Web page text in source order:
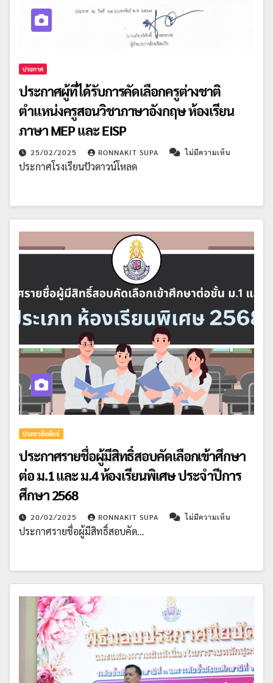
ประกาศ
ประกาศผู้ที่ได้รับการคัดเลือกครูต่างชาติ
ตำแหน่งครูสอนวิชาภาษาอังกฤษ ห้องเรียน
ภาษา MEP และ EISP
25/02/2025 RONNAKIT SUPA ไม่มีความเห็น
ประกาศโรงเรียนปัวดาวน์โหลด
ประชาสัมพันธ์
ประกาศรายชื่อผู้มีสิทธิ์สอบคัดเลือกเข้าศึกษา
ต่อ ม.1 และ ม.4 ห้องเรียนพิเศษ ประจำปีการ
ศึกษา 2568
20/02/2025 RONNAKIT SUPA ไม่มีความเห็น
ประกาศรายชื่อผู้มีสิทธิ์สอบคัด…